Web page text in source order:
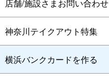
店舗/施設さまお問い合わせ
神奈川テイクアウト特集
横浜バンクカードを作る